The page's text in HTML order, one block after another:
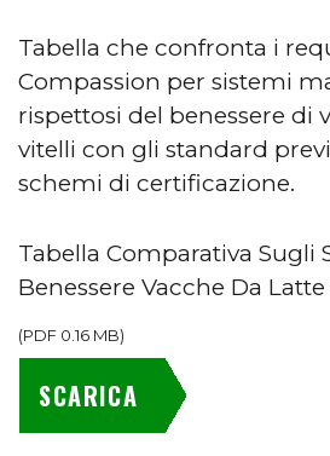
Tabella che confronta i
Compassion per sistemi
rispettosi del benessere di
vitelli con gli standard
schemi di certificazione.
Tabella Comparativa Sugli
Benessere Vacche Da Latte
(PDF 0.16 MB)
SCARICA